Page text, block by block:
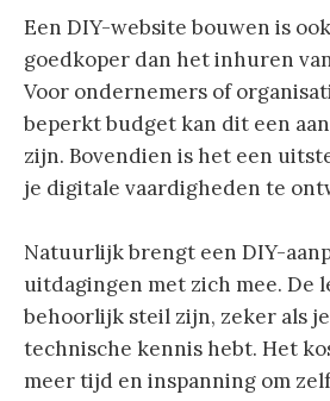
Een DIY-website bouwen is
goedkoper dan het inhuren
Voor ondernemers of
beperkt budget kan dit een
zijn. Bovendien is het een
je digitale vaardigheden te
Natuurlijk brengt een DIY-
uitdagingen met zich mee. De
behoorlijk steil zijn, zeker als
technische kennis hebt. Het
meer tijd en inspanning om